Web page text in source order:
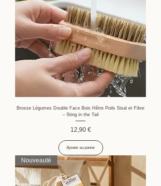
Brosse Légumes Double Face Bois Hêtre Poils Sisal et Fibre
– Sting in the Tail
Prix
12,90 €
Ajouter au panier
Nouveauté